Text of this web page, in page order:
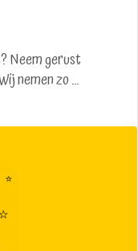
Neem gerust
nemen zo ...